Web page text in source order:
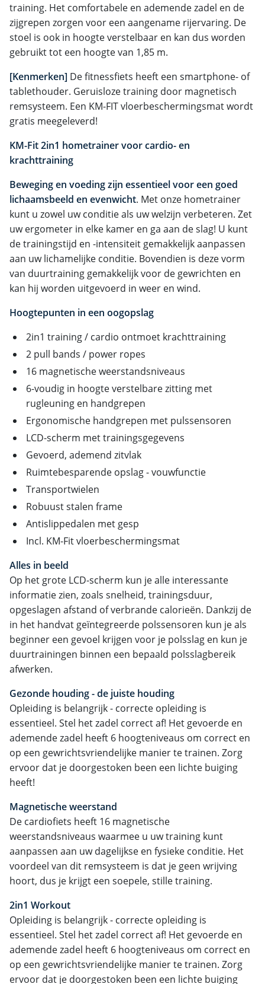
training. Het comfortabele en ademende zadel en de
zijgrepen zorgen voor een aangename rijervaring. De
stoel is ook in hoogte verstelbaar en kan dus worden
gebruikt tot een hoogte van 1,85 m.
[Kenmerken] De fitnessfiets heeft een smartphone- of
tablethouder. Geruisloze training door magnetisch
remsysteem. Een KM-FIT vloerbeschermingsmat wordt
gratis meegeleverd!
KM-Fit 2in1 hometrainer voor cardio- en
krachttraining
Beweging en voeding zijn essentieel voor een goed
lichaamsbeeld en evenwicht. Met onze hometrainer
kunt u zowel uw conditie als uw welzijn verbeteren. Zet
uw ergometer in elke kamer en ga aan de slag! U kunt
de trainingstijd en -intensiteit gemakkelijk aanpassen
aan uw lichamelijke conditie. Bovendien is deze vorm
van duurtraining gemakkelijk voor de gewrichten en
kan hij worden uitgevoerd in weer en wind.
Hoogtepunten in een oogopslag
2in1 training / cardio ontmoet krachttraining
2 pull bands / power ropes
16 magnetische weerstandsniveaus
6-voudig in hoogte verstelbare zitting met
rugleuning en handgrepen
Ergonomische handgrepen met pulssensoren
LCD-scherm met trainingsgegevens
Gevoerd, ademend zitvlak
Ruimtebesparende opslag - vouwfunctie
Transportwielen
Robuust stalen frame
Antislippedalen met gesp
Incl. KM-Fit vloerbeschermingsmat
Alles in beeld
Op het grote LCD-scherm kun je alle interessante
informatie zien, zoals snelheid, trainingsduur,
opgeslagen afstand of verbrande calorieën. Dankzij de
in het handvat geïntegreerde polssensoren kun je als
beginner een gevoel krijgen voor je polsslag en kun je
duurtrainingen binnen een bepaald polsslagbereik
afwerken.
Gezonde houding - de juiste houding
Opleiding is belangrijk - correcte opleiding is
essentieel. Stel het zadel correct af! Het gevoerde en
ademende zadel heeft 6 hoogteniveaus om correct en
op een gewrichtsvriendelijke manier te trainen. Zorg
ervoor dat je doorgestoken been een lichte buiging
heeft!
Magnetische weerstand
De cardiofiets heeft 16 magnetische
weerstandsniveaus waarmee u uw training kunt
aanpassen aan uw dagelijkse en fysieke conditie. Het
voordeel van dit remsysteem is dat je geen wrijving
hoort, dus je krijgt een soepele, stille training.
2in1 Workout
Opleiding is belangrijk - correcte opleiding is
essentieel. Stel het zadel correct af! Het gevoerde en
ademende zadel heeft 6 hoogteniveaus om correct en
op een gewrichtsvriendelijke manier te trainen. Zorg
ervoor dat je doorgestoken been een lichte buiging